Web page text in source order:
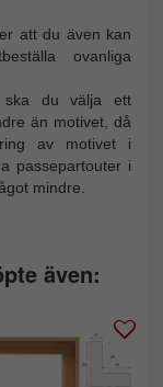
att du även kan
ovanliga
ska du välja ett
än motivet, då
av motivet i
passepartouter i
mindre.
även: